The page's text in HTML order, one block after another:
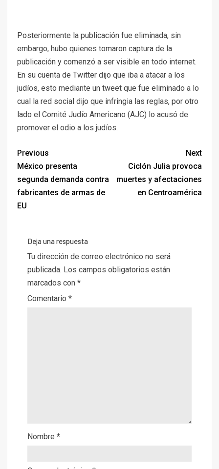
Posteriormente la publicación fue eliminada, sin
embargo, hubo quienes tomaron captura de la
publicación y comenzó a ser visible en todo internet.
En su cuenta de Twitter dijo que iba a atacar a los
judíos, esto mediante un tweet que fue eliminado a lo
cual la red social dijo que infringia las reglas, por otro
lado el Comité Judío Americano (AJC) lo acusó de
promover el odio a los judíos.
Previous
México presenta
segunda demanda contra
fabricantes de armas de
EU
Next
Ciclón Julia provoca
muertes y afectaciones
en Centroamérica
Deja una respuesta
Tu dirección de correo electrónico no será
publicada. Los campos obligatorios están
marcados con *
Comentario *
Nombre *